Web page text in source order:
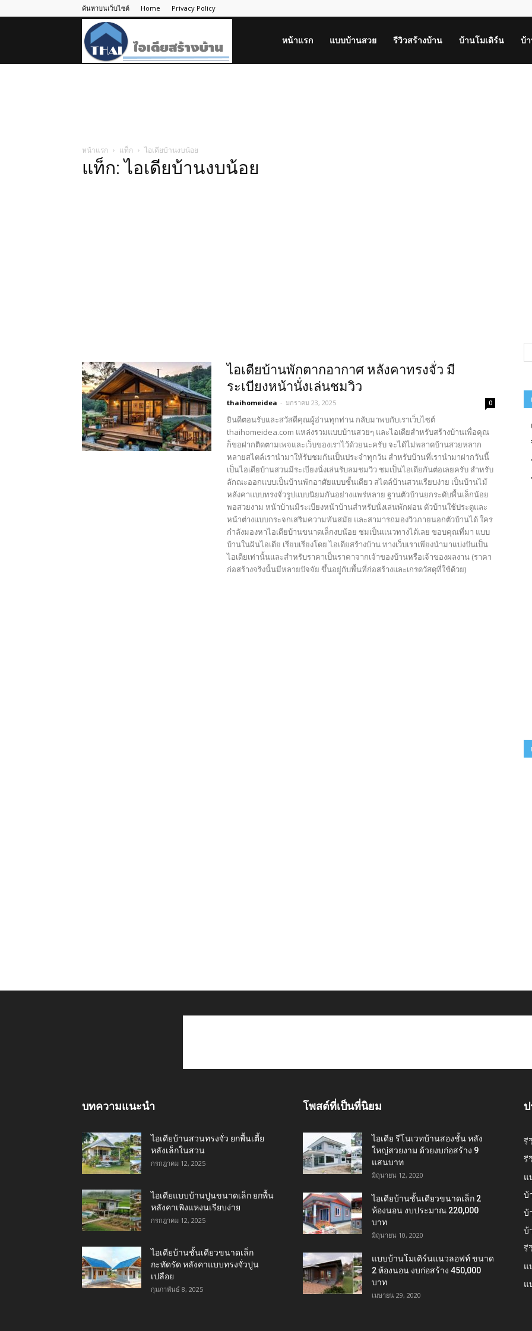
ค้นหาบนเว็บไซต์ Home Privacy Policy
หน้าแรก แบบบ้านสวย รีวิวสร้างบ้าน บ้านโมเดิร์น บ้
หน้าแรก แท็ก ไอเดียบ้านงบน้อย
แท็ก: ไอเดียบ้านงบน้อย
ไอเดียบ้านพักตากอากาศ หลังคาทรงจั่ว มี
ระเบียงหน้านั่งเล่นชมวิว
thaihomeidea - มกราคม 23, 2025 0
ยินดีตอนรับและสวัสดีคุณผู้อ่านทุกท่าน กลับมาพบกับเราเว็บไซต์
thaihomeidea.com แหล่งรวมแบบบ้านสวยๆ และไอเดียสำหรับสร้างบ้านเพื่อคุณ
ก็ขอฝากติดตามเพจและเว็บของเราไว้ด้วยนะครับ จะได้ไม่พลาดบ้านสวยหลาก
หลายสไตล์เรานำมาให้รับชมกันเป็นประจำทุกวัน สำหรับบ้านที่เรานำมาฝากวันนี้
เป็นไอเดียบ้านสวนมีระเบียงนั่งเล่นรับลมชมวิว ชมเป็นไอเดียกันต่อเลยครับ สำหรับ
ลักณะออกแบบเป็นบ้านพักอาศัยแบบชั้นเดียว สไตล์บ้านสวนเรียบง่าย เป็นบ้านไม้
หลังคาแบบทรงจั่วรูปแบบนิยมกันอย่างแพร่หลาย ฐานตัวบ้านยกระดับพื้นเล็กน้อย
พอสวยงาม หน้าบ้านมีระเบียงหน้าบ้านสำหรับนั่งเล่นพักผ่อน ตัวบ้านใช้ประตูและ
หน้าต่างแบบกระจกเสริมความทันสมัย และสามารถมองวิวภายนอกตัวบ้านได้ ใคร
กำลังมองหาไอเดียบ้านขนาดเล็กงบน้อย ชมเป็นแนวทางได้เลย ขอบคุณที่มา แบบ
บ้านในฝันไอเดีย เรียบเรียงโดย ไอเดียสร้างบ้าน ทางเว็บเราเพียงนำมาแบ่งปันเป็น
ไอเดียเท่านั้นและสำหรับราคาเป็นราคาจากเจ้าของบ้านหรือเจ้าของผลงาน (ราคา
ก่อสร้างจริงนั้นมีหลายปัจจัย ขึ้นอยู่กับพื้นที่ก่อสร้างและเกรดวัสดุที่ใช้ด้วย)
บทความแนะนำ
ไอเดียบ้านสวนทรงจั่ว ยกพื้นเตี้ย
หลังเล็กในสวน
กรกฎาคม 12, 2025
ไอเดียแบบบ้านปูนขนาดเล็ก ยกพื้น
หลังคาเพิงแหงนเรียบง่าย
กรกฎาคม 12, 2025
ไอเดียบ้านชั้นเดียวขนาดเล็ก
กะทัดรัด หลังคาแบบทรงจั่วปูน
เปลือย
กุมภาพันธ์ 8, 2025
โพสต์ที่เป็นที่นิยม
ไอเดีย รีโนเวทบ้านสองชั้น หลัง
ใหญ่สวยงาม ด้วยงบก่อสร้าง 9
แสนบาท
มิถุนายน 12, 2020
ไอเดียบ้านชั้นเดียวขนาดเล็ก 2
ห้องนอน งบประมาณ 220,000
บาท
มิถุนายน 10, 2020
แบบบ้านโมเดิร์นแนวลอฟท์ ขนาด
2 ห้องนอน งบก่อสร้าง 450,000
บาท
เมษายน 29, 2020
รี
รี
แ
บ้
บ้
บ้
รี
แ
แ